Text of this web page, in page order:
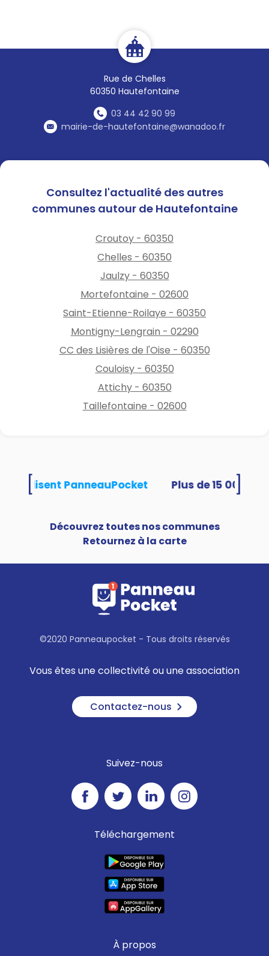
Rue de Chelles
60350 Hautefontaine
03 44 42 90 99
mairie-de-hautefontaine@wanadoo.fr
Consultez l'actualité des autres
communes autour de Hautefontaine
Croutoy - 60350
Chelles - 60350
Jaulzy - 60350
Mortefontaine - 02600
Saint-Etienne-Roilaye - 60350
Montigny-Lengrain - 02290
CC des Lisières de l'Oise - 60350
Couloisy - 60350
Attichy - 60350
Taillefontaine - 02600
utilisent PanneauPocket
Découvrez toutes nos communes
Retournez à la carte
©2020 Panneaupocket - Tous droits réservés
Vous êtes une collectivité ou une association
Contactez-nous
Suivez-nous
Téléchargement
À propos